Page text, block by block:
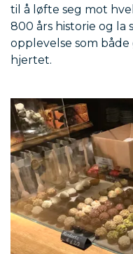
til å løfte seg mot
800 års historie og la
opplevelse som
hjertet.